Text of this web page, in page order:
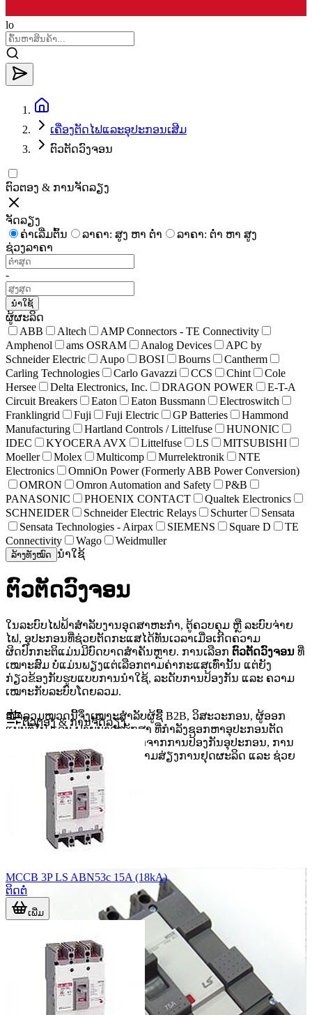
lo
ເຄື່ອງຕັດໄຟແລະອຸປະກອນເສີມ
ຕົວຕັດວົງຈອນ
ຕົວຕອງ & ການຈັດລຽງ
ຈັດລຽງ
ຄ່າເລີ່ມຕົ້ນ
ລາຄາ: ສູງ ຫາ ຕໍ່າ
ລາຄາ: ຕໍ່າ ຫາ ສູງ
ຊ່ວງລາຄາ
-
ນຳໃຊ້
ຜູ້ຜະລິດ
ABB
Altech
AMP Connectors - TE Connectivity
Amphenol
ams OSRAM Analog Devices
APC by
Schneider Electric
Aupo BOSI Bourns
Cantherm
Carling Technologies
Carlo Gavazzi CCS Chint
Cole
Hersee
Delta Electronics, Inc. DRAGON POWER
E-T-A
Circuit Breakers
Eaton Eaton Bussmann
Electroswitch
Franklingrid
Fuji Fuji Electric GP Batteries
Hammond
Manufacturing
Hartland Controls / Littelfuse
HUNONIC
IDEC
KYOCERA AVX Littelfuse LS
MITSUBISHI
Moeller
Molex Multicomp Murrelektronik
NTE
Electronics
OmniOn Power (Formerly ABB Power Conversion)
OMRON
Omron Automation and Safety
P&B
PANASONIC
PHOENIX CONTACT
Qualtek Electronics
SCHNEIDER
Schneider Electric Relays Schurter
Sensata
Sensata Technologies - Airpax
SIEMENS Square D
TE
Connectivity
Wago Weidmuller
ລ້າງທັງໝົດ ນຳໃຊ້
ຕົວຕັດວົງຈອນ
ໃນລະບົບໄຟຟ້າສຳລັບງານອຸດສາຫະກຳ, ຕູ້ຄວບຄຸມ ຫຼື ລະບົບຈ່າຍ
ໄຟ, ອຸປະກອນທີ່ຊ່ວຍຕັດກະແສໄດ້ທັນເວລາເມື່ອເກີດຄວາມ
ຜິດປົກກະຕິແມ່ນມີບົດບາດສຳຄັນຫຼາຍ. ການເລືອກ ຕົວຕັດວົງຈອນ ທີ່
ເໝາະສົມ ບໍ່ແມ່ນພຽງແຕ່ເລືອກຕາມຄ່າກະແສເທົ່ານັ້ນ ແຕ່ຍັງ
ກ່ຽວຂ້ອງກັບຮູບແບບການນຳໃຊ້, ລະດັບການປ້ອງກັນ ແລະ ຄວາມ
ເໝາະກັບລະບົບໂດຍລວມ.
ໜ້າລວມໝວດນີ້ຈຶ່ງເໝາະສຳລັບຜູ້ຊື້ B2B, ວິສະວະກອນ, ຜູ້ອອກ
ແບບຕູ້ໄຟ ແລະ ຝ່າຍບຳລຸງຮັກສາ ທີ່ກຳລັງຊອກຫາອຸປະກອນຕັດ
ວົງຈອນເພື່ອໃຊ້ໃນງານຈິງ. ນອກຈາກການປ້ອງກັນອຸປະກອນ, ການ
ເລືອກຖືກປະເພດຍັງຊ່ວຍລົດຄວາມສ່ຽງການຢຸດຜະລິດ ແລະ ຊ່ວຍ
ໃຫ້ການບຳລຸງລະບົບງ່າຍຂຶ້ນ.
ຕົວຕອງ & ການຈັດລຽງ
MCCB 3P LS ABN53c 15A (18kA)
ຕິດຕໍ່
ເພີ່ມ